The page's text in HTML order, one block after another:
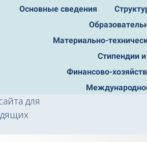
Основные сведения
Материально-
Стипендии
Финансово-
для